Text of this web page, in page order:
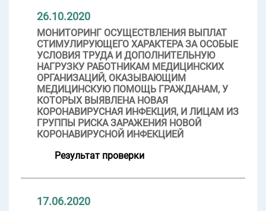
26.10.2020
МОНИТОРИНГ ОСУЩЕСТВЛЕНИЯ ВЫПЛАТ
СТИМУЛИРУЮЩЕГО ХАРАКТЕРА ЗА ОСОБЫЕ
УСЛОВИЯ ТРУДА И ДОПОЛНИТЕЛЬНУЮ
НАГРУЗКУ РАБОТНИКАМ МЕДИЦИНСКИХ
ОРГАНИЗАЦИЙ, ОКАЗЫВАЮЩИМ
МЕДИЦИНСКУЮ ПОМОЩЬ ГРАЖДАНАМ, У
КОТОРЫХ ВЫЯВЛЕНА НОВАЯ
КОРОНАВИРУСНАЯ ИНФЕКЦИЯ, И ЛИЦАМ ИЗ
ГРУППЫ РИСКА ЗАРАЖЕНИЯ НОВОЙ
КОРОНАВИРУСНОЙ ИНФЕКЦИЕЙ
Результат проверки
17.06.2020